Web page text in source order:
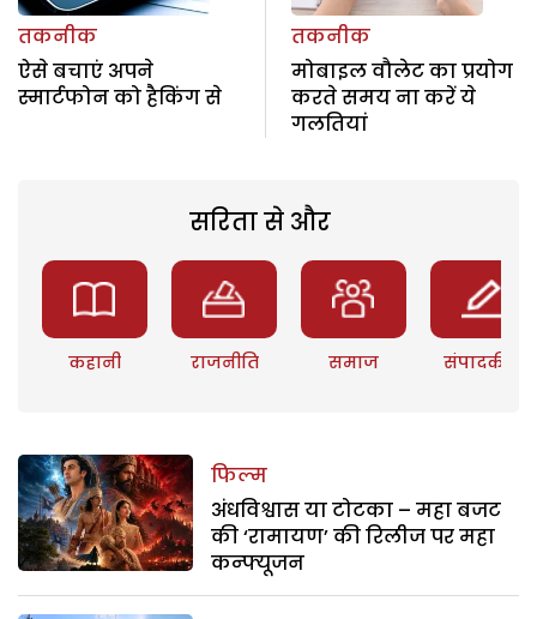
तकनीक
ऐसे बचाएं अपने
स्मार्टफोन को हैकिंग से
तकनीक
मोबाइल वौलेट का प्रयोग
करते समय ना करें ये
गलतियां
सरिता से और
कहानी राजनीति समाज संपादकीय
फिल्म
अंधविश्वास या टोटका – महा बजट
की ‘रामायण’ की रिलीज पर महा
कन्फ्यूजन